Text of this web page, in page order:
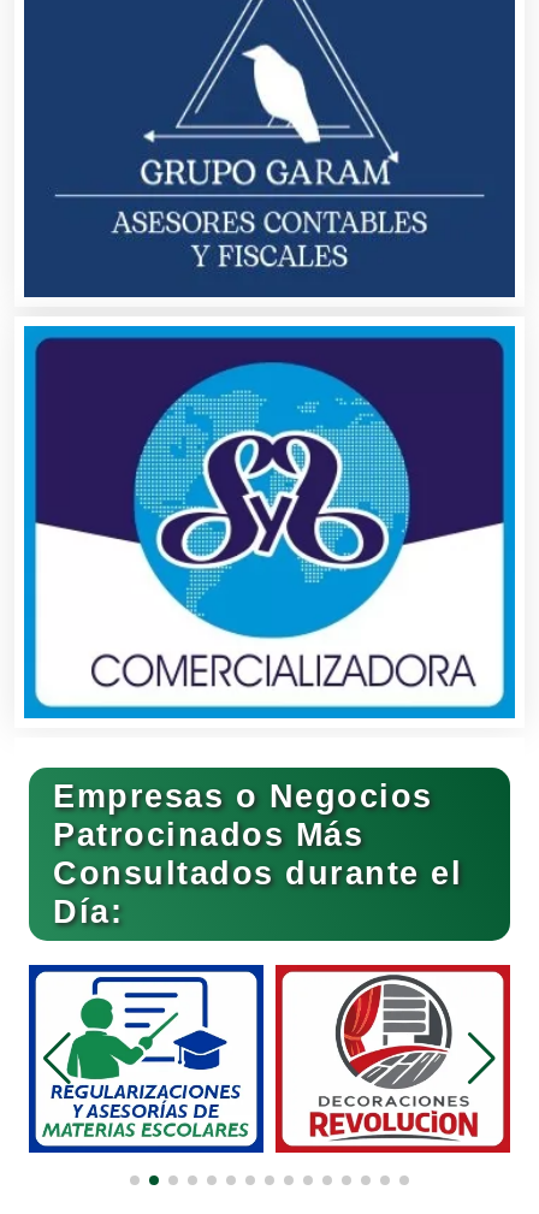
Centros de Espectáculos
Centros de Nutrición
Centros Turísticos
Cibercafés
Clínicas de Belleza
Clínicas de Rehabilitación
Clínicas y Hospitales
Clubes Deportivos
Cocinas Integrales
Combustibles y Lubricantes
Compresores de aire
Computadoras
Empresas o Negocios
Patrocinados Más
Consultados durante el
Día: